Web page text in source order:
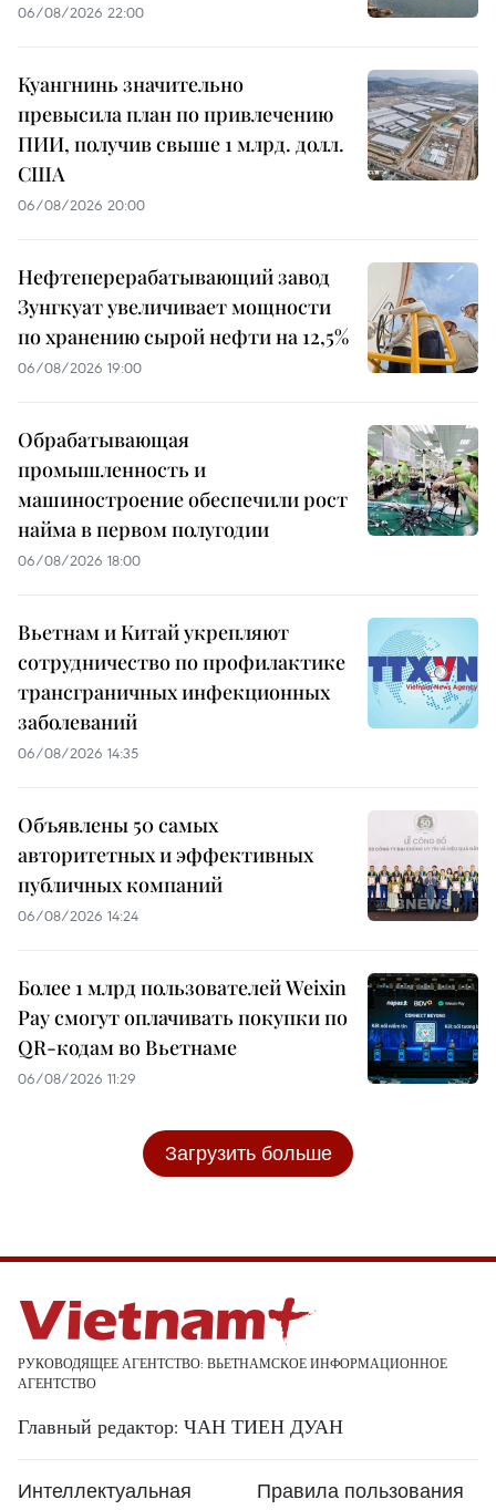
06/08/2026 22:00
Куангнинь значительно
превысила план по привлечению
ПИИ, получив свыше 1 млрд. долл.
США
06/08/2026 20:00
Нефтеперерабатывающий завод
Зунгкуат увеличивает мощности
по хранению сырой нефти на 12,5%
06/08/2026 19:00
Обрабатывающая
промышленность и
машиностроение обеспечили рост
найма в первом полугодии
06/08/2026 18:00
Вьетнам и Китай укрепляют
сотрудничество по профилактике
трансграничных инфекционных
заболеваний
06/08/2026 14:35
Объявлены 50 самых
авторитетных и эффективных
публичных компаний
06/08/2026 14:24
Более 1 млрд пользователей Weixin
Pay смогут оплачивать покупки по
QR-кодам во Вьетнаме
06/08/2026 11:29
Загрузить больше
РУКОВОДЯЩЕЕ АГЕНТСТВО: ВЬЕТНАМСКОЕ ИНФОРМАЦИОННОЕ
АГЕНТСТВО
Главный редактор: ЧАН ТИЕН ДУАН
Интеллектуальная
Правила пользования